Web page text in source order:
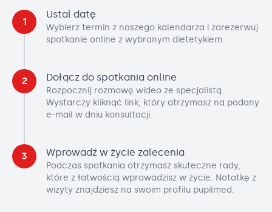
1
Ustal datę
Wybierz termin z naszego kalendarza i zarezerwuj
spotkanie online z wybranym dietetykiem.
2 Dołącz do spotkania online
Rozpocznij rozmowę wideo ze specjalistą.
Wystarczy kliknąć link, który otrzymasz na podany
e-mail w dniu konsultacji.
3 Wprowadź w życie zalecenia
Podczas spotkania otrzymasz skuteczne rady,
które z łatwością wprowadzisz w życie. Notatkę z
wizyty znajdziesz na swoim profilu pupilmed.